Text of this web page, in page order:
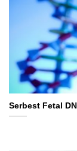
Serbest Fetal